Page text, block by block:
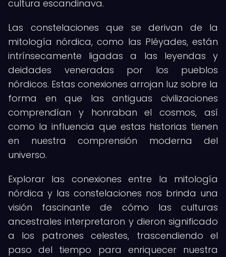
cultura escandinava.
Las constelaciones que se derivan de la
mitología nórdica, como las Pléyades, están
intrínsecamente ligadas a las leyendas y
deidades veneradas por los pueblos
nórdicos. Estas conexiones arrojan luz sobre la
forma en que las antiguas civilizaciones
comprendían y honraban el cosmos, así
como la influencia que estas historias tienen
en nuestra comprensión moderna del
universo.
Explorar las conexiones entre la mitología
nórdica y las constelaciones nos brinda una
visión fascinante de cómo las culturas
ancestrales interpretaron y dieron significado
a los patrones celestes, trascendiendo el
paso del tiempo para enriquecer nuestra